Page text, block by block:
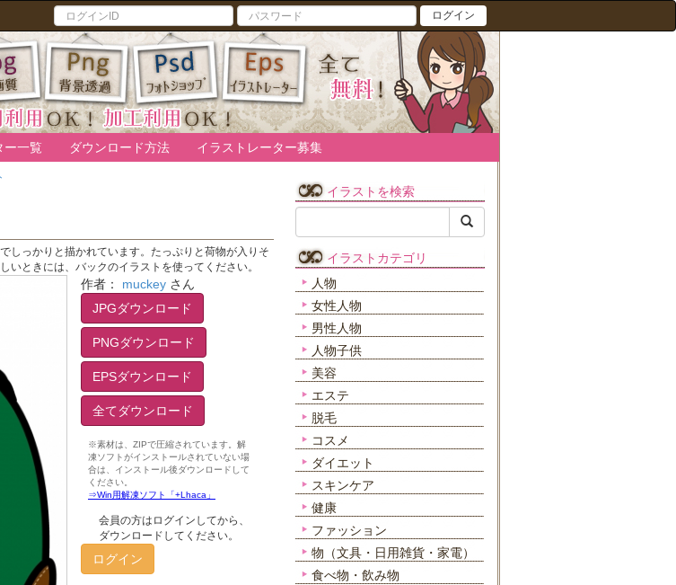
ログイン
ー一覧 ダウンロード方法 イラストレーター募集
しっかりと描かれています。たっぷりと荷物が入りそ
いときには、バックのイラストを使ってください。
作者： muckey さん
JPGダウンロード
PNGダウンロード
EPSダウンロード
全てダウンロード
会員の方はログインしてから、
ダウンロードしてください。
ログイン
イラストを検索
イラストカテゴリ
人物
女性人物
男性人物
人物子供
美容
エステ
脱毛
コスメ
ダイエット
スキンケア
健康
ファッション
物（文具・日用雑貨・家電）
食べ物・飲み物